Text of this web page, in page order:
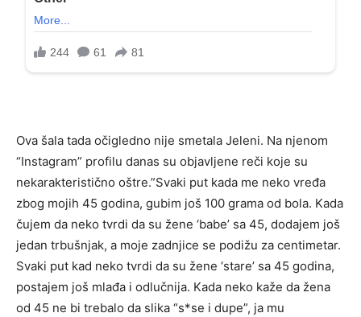
Ova šala tada očigledno nije smetala Jeleni. Na njenom
“Instagram” profilu danas su objavljene reči koje su
nekarakteristično oštre.”Svaki put kada me neko vređa
zbog mojih 45 godina, gubim još 100 grama od bola. Kada
čujem da neko tvrdi da su žene ‘babe’ sa 45, dodajem još
jedan trbušnjak, a moje zadnjice se podižu za centimetar.
Svaki put kad neko tvrdi da su žene ‘stare’ sa 45 godina,
postajem još mlađa i odlučnija. Kada neko kaže da žena
od 45 ne bi trebalo da slika “s*se i dupe”, ja mu